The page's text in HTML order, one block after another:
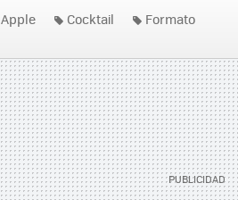
Apple Cocktail Formato